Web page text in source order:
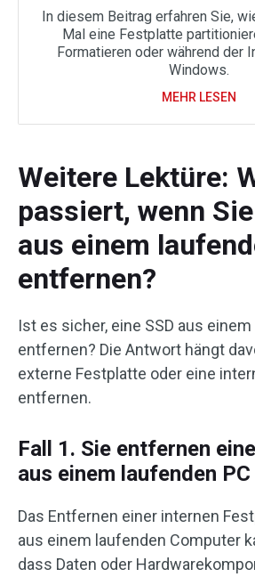
In diesem Beitrag erfahren Sie,
Mal eine Festplatte
Formatieren oder während der
Windows.
MEHR LESEN
Weitere Lektüre:
passiert, wenn
aus einem
entfernen?
Ist es sicher, eine SSD aus
entfernen? Die Antwort hängt
externe Festplatte oder eine
entfernen.
Fall 1. Sie entfernen
aus einem laufenden PC
Das Entfernen einer internen
aus einem laufenden Computer
dass Daten oder